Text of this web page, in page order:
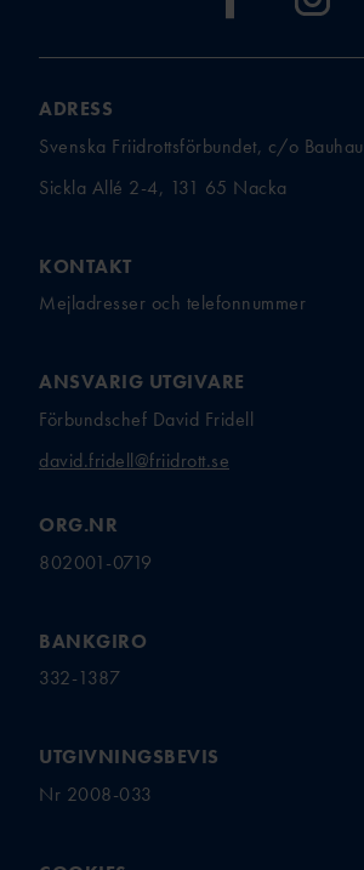
ADRESS
Svenska Friidrottsförbundet, c/o
Sickla Allé 2-4, 131 65 Nacka
KONTAKT
Mejladresser och telefonnummer
ANSVARIG UTGIVARE
Förbundschef David Fridell
david.fridell@friidrott.se
ORG.NR
802001-0719
BANKGIRO
332-1387
UTGIVNINGSBEVIS
Nr 2008-033